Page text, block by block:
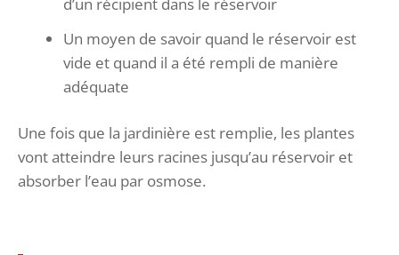
Un moyen de savoir quand le réservoir est
vide et quand il a été rempli de manière
adéquate
Une fois que la jardinière est remplie, les plantes
vont atteindre leurs racines jusqu’au réservoir et
absorber l’eau par osmose.